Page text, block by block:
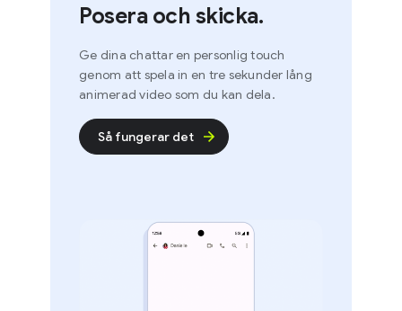
Posera och skicka.
Ge dina chattar en personlig touch
genom att spela in en tre sekunder lång
animerad video som du kan dela.
Så fungerar det